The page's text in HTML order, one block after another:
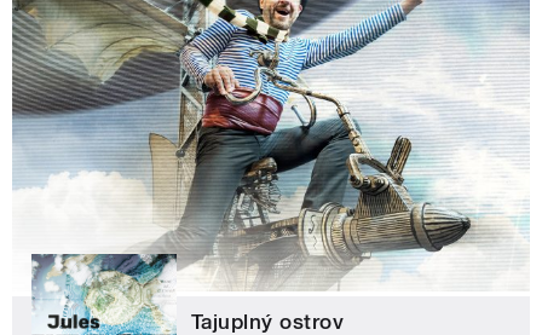
Tajuplný ostrov